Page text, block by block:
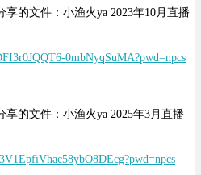
享的文件：小渔火ya 2023年10月直播
0mbNyqSuMA?pwd=npcs
享的文件：小渔火ya 2025年3月直播